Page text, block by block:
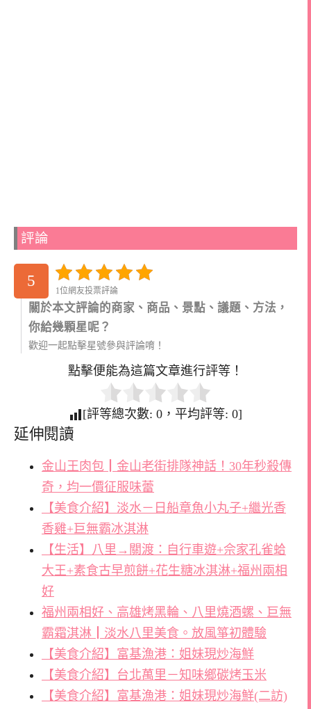
評論
5
1位網友投票評論
關於本文評論的商家、商品、景點、議題、方法，
你給幾顆星呢？
歡迎一起點擊星號參與評論唷！
點擊便能為這篇文章進行評等！
[評等總次數: 0 ，平均評等: 0]
延伸閱讀
金山王肉包┃金山老街排隊神話！30年秒殺傳
奇，均一價征服味蕾
【美食介紹】淡水－日船章魚小丸子+繼光香
香雞+巨無霸冰淇淋
【生活】八里→關渡：自行車遊+佘家孔雀蛤
大王+素食古早煎餅+花生糖冰淇淋+福州兩相
好
福州兩相好、高雄烤黑輪、八里燒酒螺、巨無
霸霜淇淋┃淡水八里美食。放風箏初體驗
【美食介紹】富基漁港：姐妹現炒海鮮
【美食介紹】台北萬里－知味鄉碳烤玉米
【美食介紹】富基漁港：姐妹現炒海鮮(二訪)